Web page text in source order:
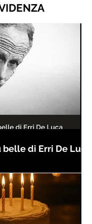
di Erri De Luca